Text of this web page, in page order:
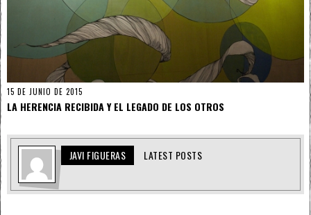
15 DE JUNIO DE 2015
LA HERENCIA RECIBIDA Y EL LEGADO DE LOS OTROS
JAVI FIGUERAS LATEST POSTS